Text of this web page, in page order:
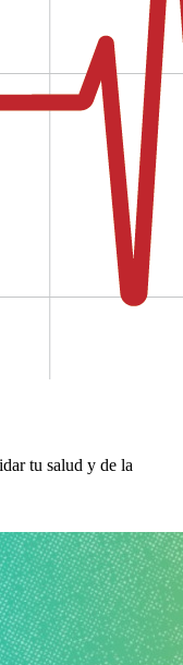
tu salud y de la